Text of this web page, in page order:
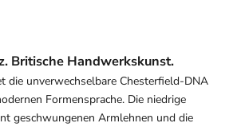
Britische Handwerkskunst.
die unverwechselbare Chesterfield-DNA
Formensprache. Die niedrige
geschwungenen Armlehnen und die